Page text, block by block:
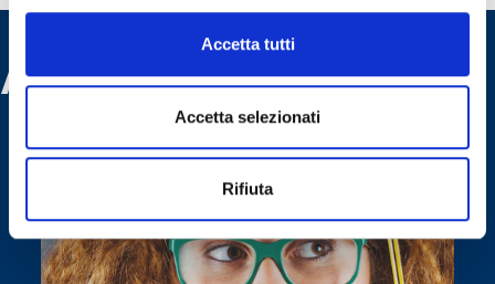
Accetta tutti
Accetta selezionati
Rifiuta
Altri servizi